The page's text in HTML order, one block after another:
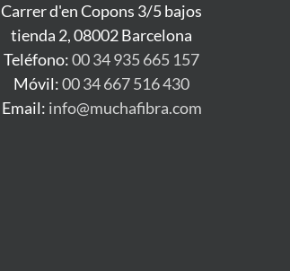
Carrer d'en Copons 3/5 bajos
tienda 2, 08002 Barcelona
Teléfono:00 34 935 665 157
Móvil:00 34 667 516 430
Email: info@muchafibra.com